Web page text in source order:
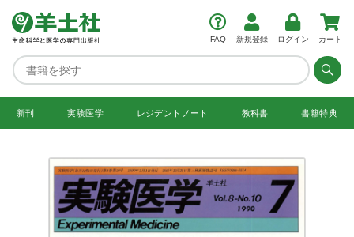
FAQ 新規登録 ログイン カート
新刊 実験医学 レジデント ノート 教科書 書籍特典